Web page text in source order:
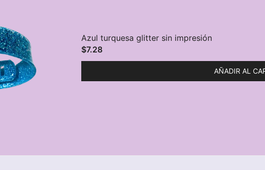
Azul turquesa glitter sin impresión
$7.28
AÑADIR AL